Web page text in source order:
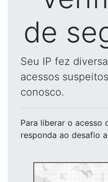
de
Seu IP fez
acessos
conosco.
Para liberar o acesso
responda ao desafio